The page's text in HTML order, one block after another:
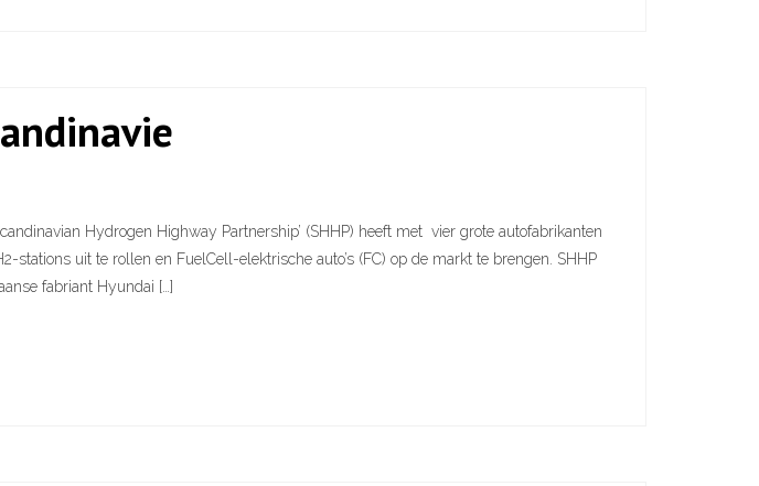
Hydrogen Highway Partnership’ (SHHP) heeft met vier grote autofabrikanten
uit te rollen en FuelCell-elektrische auto’s (FC) op de markt te brengen. SHHP
fabriant Hyundai […]